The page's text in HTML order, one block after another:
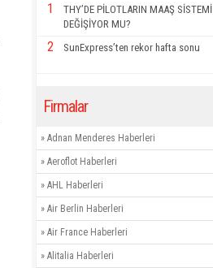
1
THY’DE PİLOTLARIN MAAŞ SİSTEMİ
DEĞİŞİYOR MU?
2 SunExpress’ten rekor hafta sonu
Firmalar
» Adnan Menderes Haberleri
» Aeroflot Haberleri
» AHL Haberleri
» Air Berlin Haberleri
» Air France Haberleri
» Alitalia Haberleri